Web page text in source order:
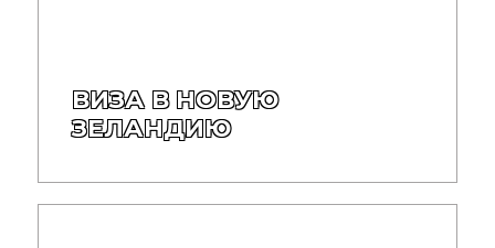
ВИЗА В НОВУЮ
ЗЕЛАНДИЮ